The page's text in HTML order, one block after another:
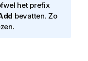
het prefix
bevatten. Zo